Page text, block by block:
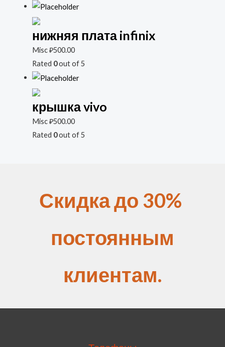
нижняя плата infinix
Misc₽500.00
Rated 0out of 5
крышка vivo
Misc₽500.00
Rated 0out of 5
Скидка до 30%
постоянным
клиентам.